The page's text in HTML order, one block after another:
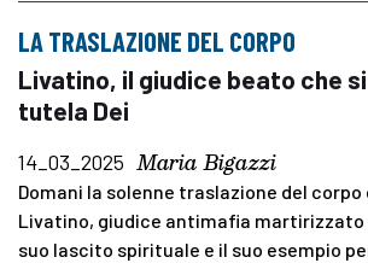
LA TRASLAZIONE DEL CORPO
Livatino, il giudice beato che
tutela Dei
14_03_2025 Maria Bigazzi
Domani la solenne traslazione del corpo
Livatino, giudice antimafia martirizzato
suo lascito spirituale e il suo esempio